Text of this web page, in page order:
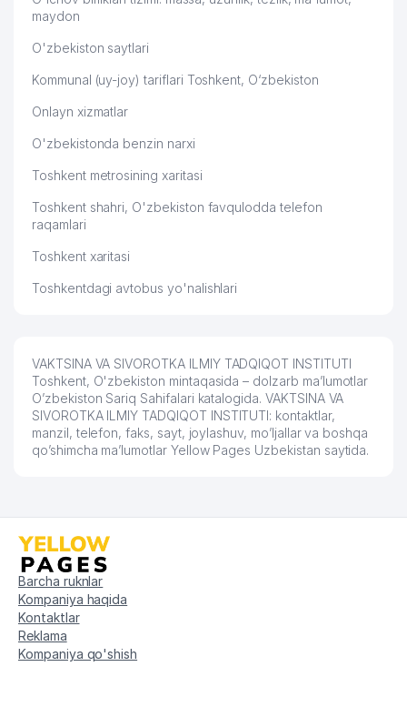
maydon
O'zbekiston saytlari
Kommunal (uy-joy) tariflari Toshkent, O‘zbekiston
Onlayn xizmatlar
O'zbekistonda benzin narxi
Toshkent metrosining xaritasi
Toshkent shahri, O'zbekiston favqulodda telefon
raqamlari
Toshkent xaritasi
Toshkentdagi avtobus yo'nalishlari
VAKTSINA VA SIVOROTKA ILMIY TADQIQOT INSTITUTI
Toshkent, O'zbekiston mintaqasida – dolzarb ma’lumotlar
O’zbekiston Sariq Sahifalari katalogida. VAKTSINA VA
SIVOROTKA ILMIY TADQIQOT INSTITUTI: kontaktlar,
manzil, telefon, faks, sayt, joylashuv, mo’ljallar va boshqa
qo’shimcha ma’lumotlar Yellow Pages Uzbekistan saytida.
Barcha ruknlar
Kompaniya haqida
Kontaktlar
Reklama
Kompaniya qo'shish